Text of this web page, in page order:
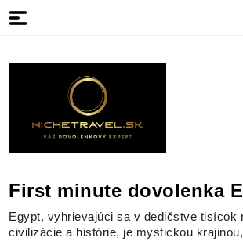
First minute dovolenka
Egypt, vyhrievajúci sa v dedičstve tisícok
civilizácie a histórie, je mystickou